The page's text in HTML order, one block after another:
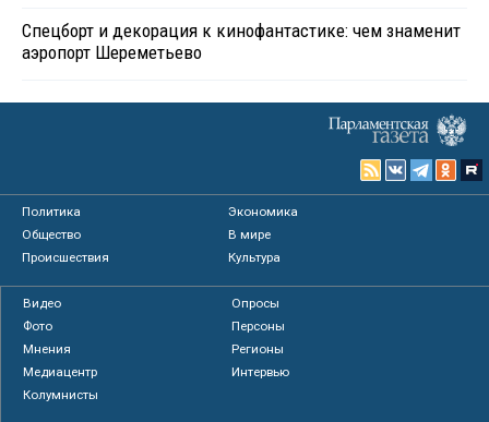
Спецборт и декорация к кинофантастике: чем знаменит
аэропорт Шереметьево
Политика
Экономика
Общество
В мире
Происшествия
Культура
Видео
Опросы
Фото
Персоны
Мнения
Регионы
Медиацентр
Интервью
Колумнисты